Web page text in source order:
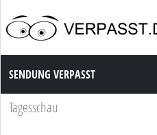
Sendung Verpasst
SENDUNG VERPASST
Tagesschau